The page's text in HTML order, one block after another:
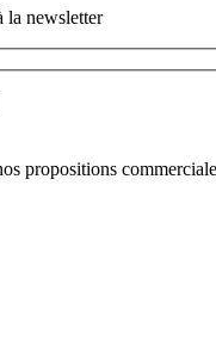
la newsletter
propositions